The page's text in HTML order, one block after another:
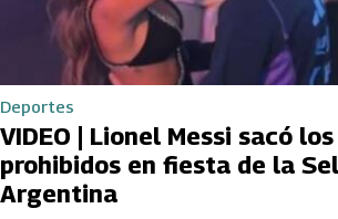
Deportes
VIDEO | Lionel Messi sacó
prohibidos en fiesta de la
Argentina